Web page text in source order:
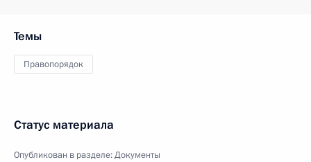
Темы
Правопорядок
Статус материала
Опубликован в разделе:Документы